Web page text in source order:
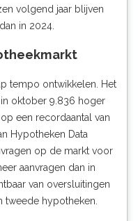
volgend jaar blijven
in 2024.
tempo ontwikkelen. Het
oktober 9.836 hoger
een recordaantal van
Hypotheken Data
op de markt voor
aanvragen dan in
van oversluitingen
tweede hypotheken.